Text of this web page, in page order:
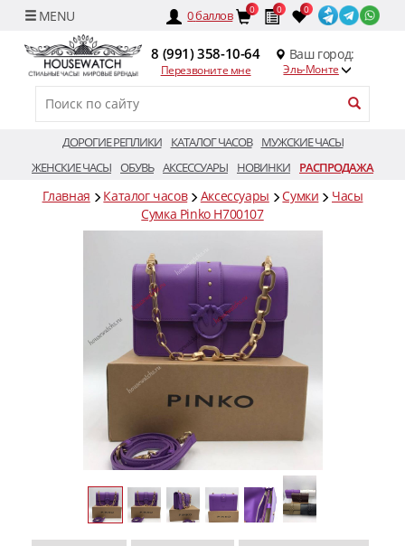
0баллов 0 0 0
8 (991) 358-10-64
Перезвоните мне
Ваш город:
Эль-Монте
ДОРОГИЕ РЕПЛИКИ КАТАЛОГ ЧАСОВ
МУЖСКИЕ ЧАСЫ
ЖЕНСКИЕ ЧАСЫ ОБУВЬ АКСЕССУАРЫ НОВИНКИ РАСПРОДАЖА
Главная Каталог часов Аксессуары Сумки
Часы
Сумка Pinko H700107